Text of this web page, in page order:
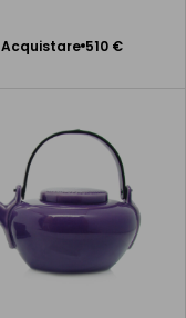
Acquistare 510 €
Aggiungere